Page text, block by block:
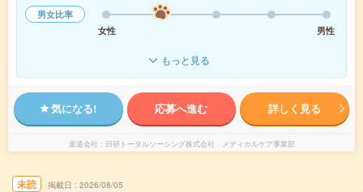
男女比率
女性
男性
もっと見る
気になる! 応募へ進む 詳しく見る
派遣会社 日研トータルソーシング株式会社 メディカルケア事業部
未読 掲載日 2026/08/05